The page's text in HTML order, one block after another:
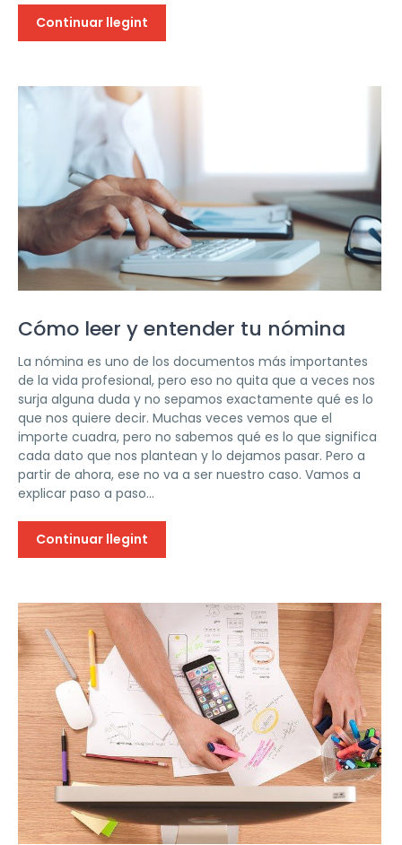
Continuar llegint
Cómo leer y entender tu nómina
La nómina es uno de los documentos más importantes
de la vida profesional, pero eso no quita que a veces nos
surja alguna duda y no sepamos exactamente qué es lo
que nos quiere decir. Muchas veces vemos que el
importe cuadra, pero no sabemos qué es lo que significa
cada dato que nos plantean y lo dejamos pasar. Pero a
partir de ahora, ese no va a ser nuestro caso. Vamos a
explicar paso a paso...
Continuar llegint